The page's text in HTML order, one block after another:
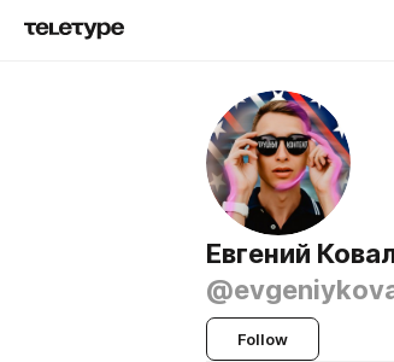
Евгений
Follow